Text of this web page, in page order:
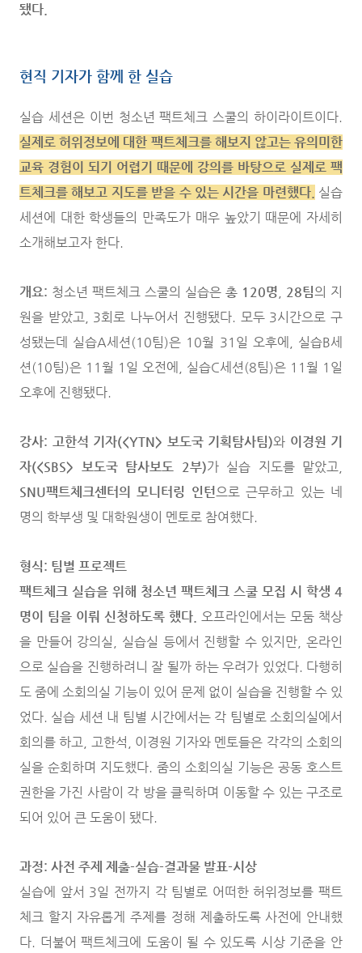
됐다.
현직 기자가 함께 한 실습
실습 세션은 이번 청소년 팩트체크 스쿨의 하이라이트이다.
실제로 허위정보에 대한 팩트체크를 해보지 않고는 유의미한
교육 경험이 되기 어렵기 때문에 강의를 바탕으로 실제로 팩
트체크를 해보고 지도를 받을 수 있는 시간을 마련했다. 실습
세션에 대한 학생들의 만족도가 매우 높았기 때문에 자세히
소개해보고자 한다.
개요: 청소년 팩트체크 스쿨의 실습은 총 120명 28팀의 지
원을 받았고, 3회로 나누어서 진행됐다. 모두 3시간으로 구
성됐는데 실습A세션(10팀)은 10월 31일 오후에, 실습B세
션(10팀)은 11월 1일 오전에, 실습C세션(8팀)은 11월 1일
오후에 진행됐다.
강사: 고한석 기자(<YTN> 보도국 기획탐사팀)와 이경원 기
자(<SBS> 보도국 탐사보도 2부)가 실습 지도를 맡았고,
SNU팩트체크센터의 모니터링 인턴으로 근무하고 있는 네
명의 학부생 및 대학원생이 멘토로 참여했다.
형식: 팀별 프로젝트
팩트체크 실습을 위해 청소년 팩트체크 스쿨 모집 시 학생 4
명이 팀을 이뤄 신청하도록 했다.
오프라인에서는 모둠 책상
을 만들어 강의실, 실습실 등에서 진행할 수 있지만, 온라인
으로 실습을 진행하려니 잘 될까 하는 우려가 있었다. 다행히
도 줌에 소회의실 기능이 있어 문제 없이 실습을 진행할 수 있
었다. 실습 세션 내 팀별 시간에서는 각 팀별로 소회의실에서
회의를 하고, 고한석, 이경원 기자와 멘토들은 각각의 소회의
실을 순회하며 지도했다. 줌의 소회의실 기능은 공동 호스트
권한을 가진 사람이 각 방을 클릭하며 이동할 수 있는 구조로
되어 있어 큰 도움이 됐다.
과정: 사전 주제 제출-실습-결과물 발표-시상
실습에 앞서 3일 전까지 각 팀별로 어떠한 허위정보를 팩트
체크 할지 자유롭게 주제를 정해 제출하도록 사전에 안내했
다. 더불어 팩트체크에 도움이 될 수 있도록 시상 기준을 안